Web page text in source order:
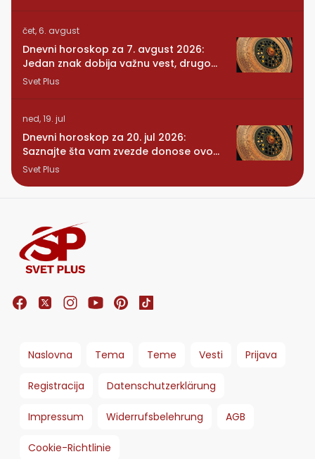
čet, 6. avgust
Dnevni horoskop za 7. avgust 2026:
Jedan znak dobija važnu vest, drugom
se vraća osoba iz prošlosti
Svet Plus
ned, 19. jul
Dnevni horoskop za 20. jul 2026:
Saznajte šta vam zvezde donose ovog
ponedeljka
Svet Plus
Naslovna Tema Teme Vesti Prijava
Registracija Datenschutzerklärung
Impressum Widerrufsbelehrung AGB
Cookie-Richtlinie